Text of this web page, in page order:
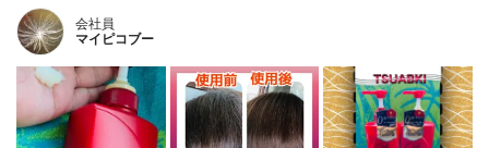
会社員
マイピコブー